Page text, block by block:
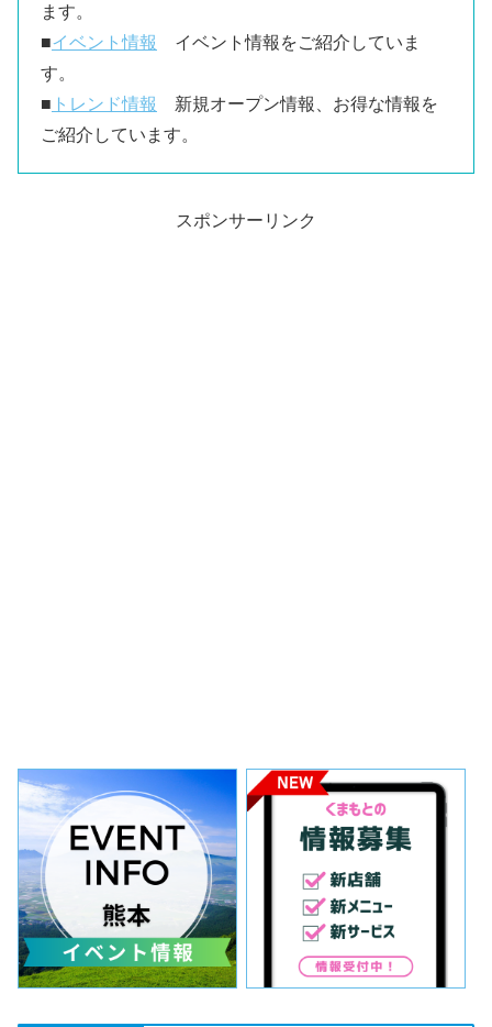
ます。
■イベント情報
イベント情報をご紹介していま
す。
■ トレンド情報
新規オープン情報、お得な情報を
ご紹介しています。
スポンサーリンク